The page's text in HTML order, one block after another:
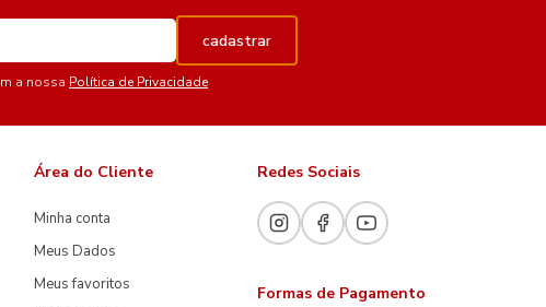
cadastrar
a nossa Política de Privacidade
Área do Cliente
Minha conta
Meus Dados
Meus favoritos
Redes Sociais
Formas de Pagamento